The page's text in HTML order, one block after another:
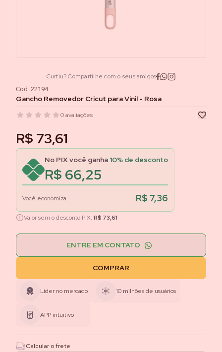
Curtiu? Compartilhe com o seus amigos
Cod: 22194
Gancho Removedor Cricut para Vinil - Rosa
0avaliações
R$ 73,61
No PIX você ganha 10% de desconto
R$ 66,25
Você economiza R$ 7,36
Valor sem o desconto PIX: R$ 73,61
ENTRE EM CONTATO
COMPRAR
Líder no mercado 10 milhões de usuários
APP intuitivo
Calcular o frete